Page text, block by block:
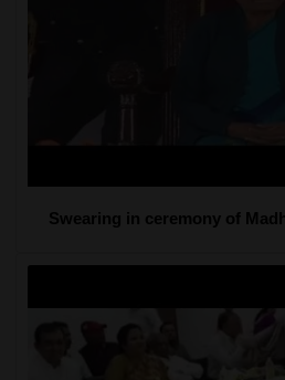
Swearing in ceremony of